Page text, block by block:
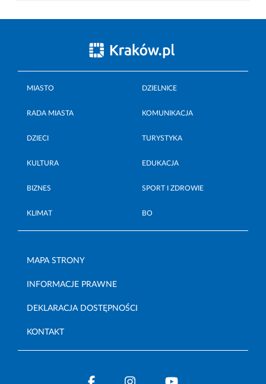
MIASTO DZIELNICE
RADA MIASTA KOMUNIKACJA
DZIECI TURYSTYKA
KULTURA EDUKACJA
BIZNES SPORT I ZDROWIE
KLIMAT BO
MAPA STRONY
INFORMACJE PRAWNE
DEKLARACJA DOSTĘPNOŚCI
KONTAKT